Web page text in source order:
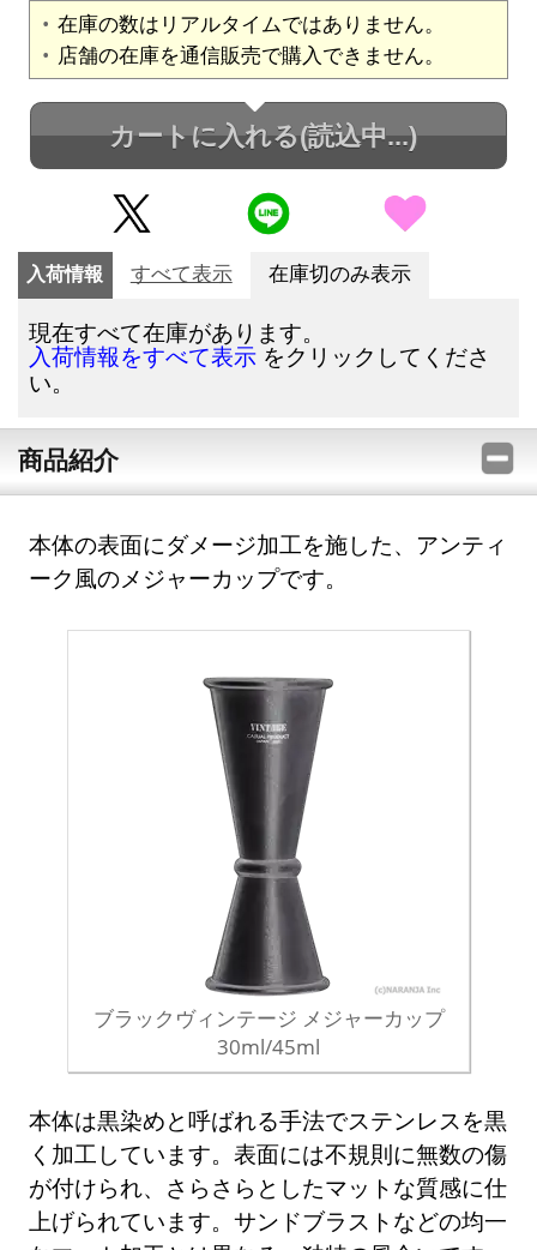
在庫の数はリアルタイムではありません。
店舗の在庫を通信販売で購入できません。
カートに入れる(読込中...)
入荷情報 すべて表示 在庫切のみ表示
現在すべて在庫があります。
入荷情報をすべて表示 をクリックしてくださ
い。
商品紹介
本体の表面にダメージ加工を施した、アンティ
ーク風のメジャーカップです。
ブラックヴィンテージ メジャーカップ
30ml/45ml
本体は黒染めと呼ばれる手法でステンレスを黒
く加工しています。表面には不規則に無数の傷
が付けられ、さらさらとしたマットな質感に仕
上げられています。サンドブラストなどの均一